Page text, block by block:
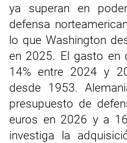
ya superan en
defensa
lo que Washington
en 2025. El gasto en
14% entre 2024 y
desde 1953.
presupuesto de
euros en 2026 y a
investiga la